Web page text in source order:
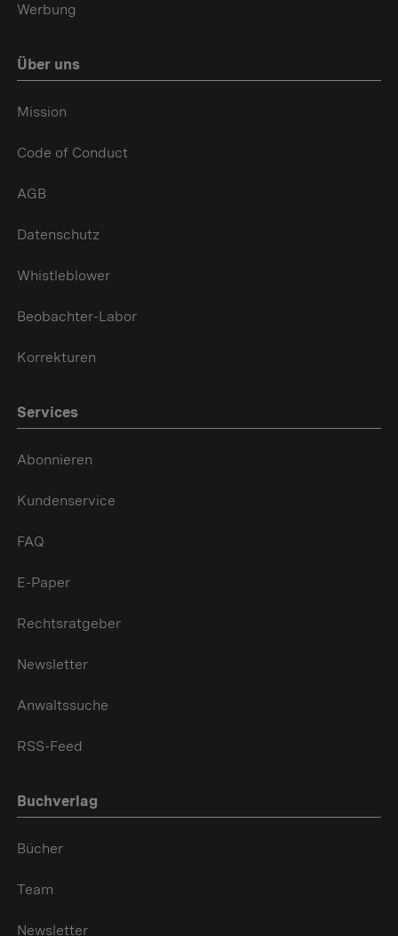
Werbung
Über uns
Mission
Code of Conduct
AGB
Datenschutz
Whistleblower
Beobachter-Labor
Korrekturen
Services
Abonnieren
Kundenservice
FAQ
E-Paper
Rechtsratgeber
Newsletter
Anwaltssuche
RSS-Feed
Buchverlag
Bücher
Team
Newsletter